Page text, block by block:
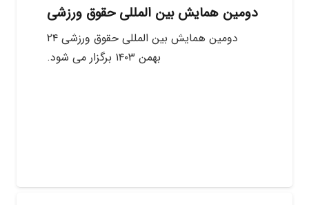
دومین همایش بین المللی حقوق ورزشی
دومین همایش بین المللی حقوق ورزشی ۲۴
بهمن ۱۴۰۳ برگزار می شود.